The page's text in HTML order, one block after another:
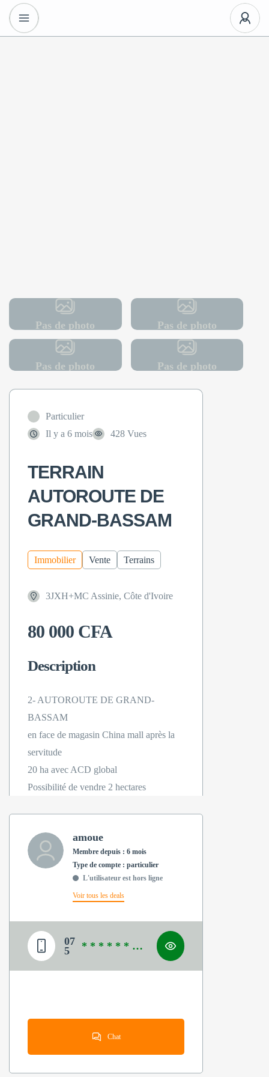
Pas de photo Pas de photo
Pas de photo Pas de photo
Particulier
Il y a 6 mois
428 Vues
TERRAIN
AUTOROUTE DE
GRAND-BASSAM
Immobilier Vente Terrains
3JXH+MC Assinie, Côte d'Ivoire
80 000 CFA
Description
2- AUTOROUTE DE GRAND-
BASSAM
en face de magasin China mall après la
servitude
20 ha avec ACD global
Possibilité de vendre 2 hectares
amoue
Membre depuis : 6 mois
type de compte : particulier
L'utilisateur est hors ligne
Voir tous les deals
07
5
* * * * * * * *
Chat